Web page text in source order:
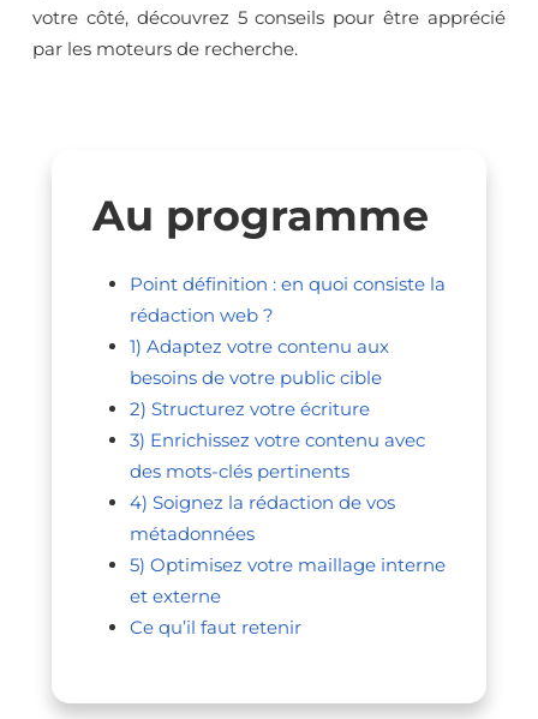
votre côté, découvrez 5 conseils pour être apprécié
par les moteurs de recherche.
Au programme
Point définition : en quoi consiste la
rédaction web ?
1) Adaptez votre contenu aux
besoins de votre public cible
2) Structurez votre écriture
3) Enrichissez votre contenu avec
des mots-clés pertinents
4) Soignez la rédaction de vos
métadonnées
5) Optimisez votre maillage interne
et externe
Ce qu’il faut retenir